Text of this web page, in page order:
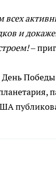
всех
и
–
Победы